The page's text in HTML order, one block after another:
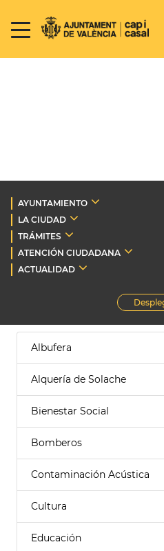
AYUNTAMIENTO
LA CIUDAD
TRÁMITES
ATENCIÓN CIUDADANA
ACTUALIDAD
Albufera
Alquería de Solache
Bienestar Social
Bomberos
Contaminación Acústica
Cultura
Educación